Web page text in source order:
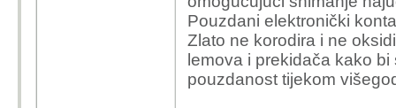
Pouzdani elektronički
Zlato ne korodira i ne
lemova i prekidača kako
pouzdanost tijekom